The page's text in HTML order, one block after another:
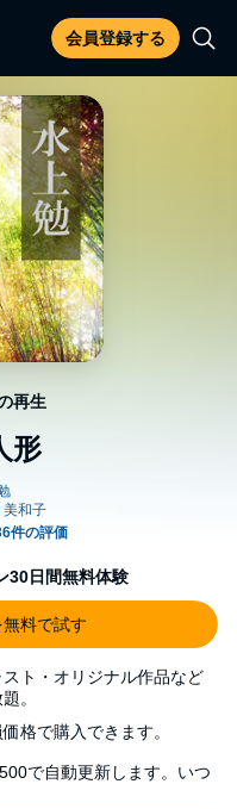
会員登録する
形
再生
30日間無料体験
料で試す
ト・オリジナル作品など
。
格で購入できます。
で自動更新します。いつ